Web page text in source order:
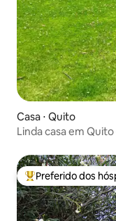
Casa ⋅ Quito
Linda casa em
Entre os melhores
Preferido dos